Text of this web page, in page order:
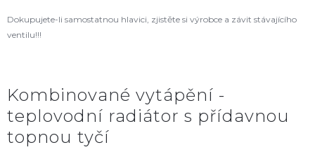
Dokupujete-li samostatnou hlavici, zjistěte si výrobce a závit stávajícího
ventilu!!!
Kombinované vytápění -
teplovodní radiátor s přídavnou
topnou tyčí